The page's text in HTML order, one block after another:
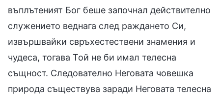
въплътеният Бог беше започнал действително
служението веднага след раждането Си,
извършвайки свръхестествени знамения и
чудеса, тогава Той не би имал телесна
същност. Следователно Неговата човешка
природа съществува заради Неговата телесна